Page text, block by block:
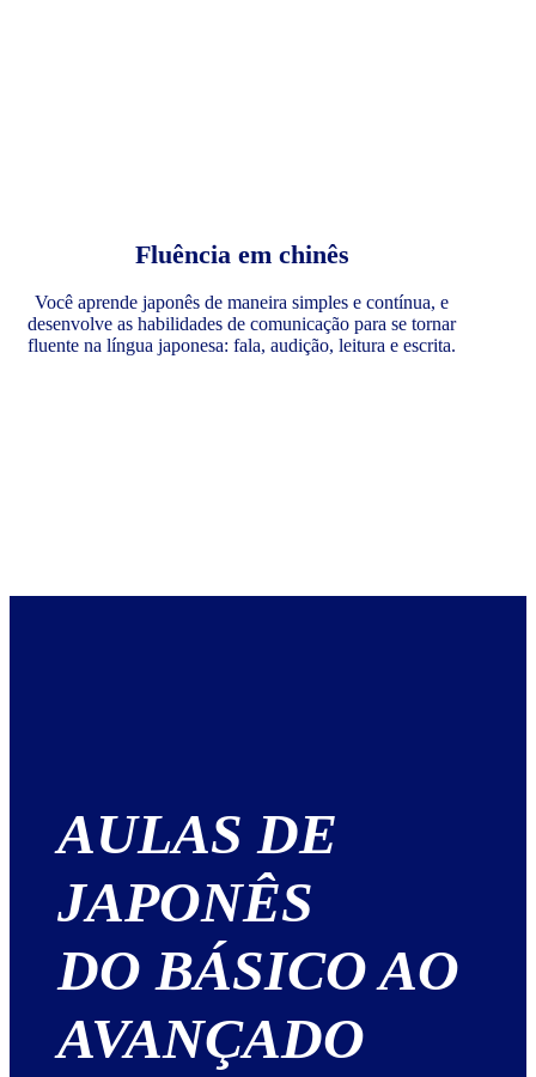
Fluência em chinês
Você aprende japonês de maneira simples e contínua, e
desenvolve as habilidades de comunicação para se tornar
fluente na língua japonesa: fala, audição, leitura e escrita.
AULAS DE
JAPONÊS
DO BÁSICO AO
AVANÇADO